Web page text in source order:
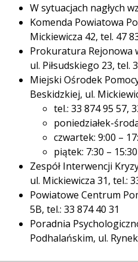
W sytuacjach nagłych
Komenda Powiatowa
Mickiewicza 42, tel. 47
Prokuratura Rejonowa
ul. Piłsudskiego 23, tel.
Miejski Ośrodek
Beskidzkiej, ul.
tel.: 33 874 95 57,
poniedziałek-
czwartek: 9:00 –
piątek: 7:30 – 15:30
Zespół Interwencji
ul. Mickiewicza 31, tel.:
Powiatowe Centrum
5B, tel.: 33 874 40 31
Poradnia
Podhalańskim, ul.